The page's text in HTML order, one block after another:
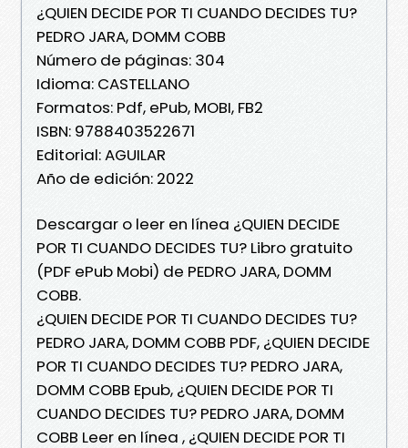
¿QUIEN DECIDE POR TI CUANDO DECIDES TU?
PEDRO JARA, DOMM COBB
Número de páginas: 304
Idioma: CASTELLANO
Formatos: Pdf, ePub, MOBI, FB2
ISBN: 9788403522671
Editorial: AGUILAR
Año de edición: 2022
Descargar o leer en línea ¿QUIEN DECIDE
POR TI CUANDO DECIDES TU? Libro gratuito
(PDF ePub Mobi) de PEDRO JARA, DOMM
COBB.
¿QUIEN DECIDE POR TI CUANDO DECIDES TU?
PEDRO JARA, DOMM COBB PDF, ¿QUIEN DECIDE
POR TI CUANDO DECIDES TU? PEDRO JARA,
DOMM COBB Epub, ¿QUIEN DECIDE POR TI
CUANDO DECIDES TU? PEDRO JARA, DOMM
COBB Leer en línea , ¿QUIEN DECIDE POR TI